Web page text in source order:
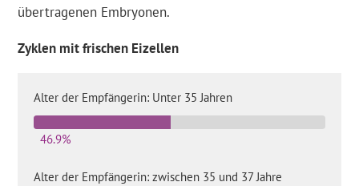
übertragenen Embryonen.
Zyklen mit frischen Eizellen
Alter der Empfängerin: Unter 35 Jahren
46.9%
Alter der Empfängerin: zwischen 35 und 37 Jahre